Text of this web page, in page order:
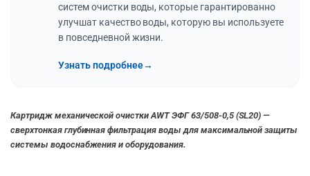
систем очистки воды, которые гарантированно
улучшат качество воды, которую вы используете
в повседневной жизни.
Узнать подробнее→
Картридж механической очистки AWT ЭФГ 63/508-0,5 (SL20) —
сверхтонкая глубинная фильтрация воды для максимальной защиты
системы водоснабжения и оборудования.